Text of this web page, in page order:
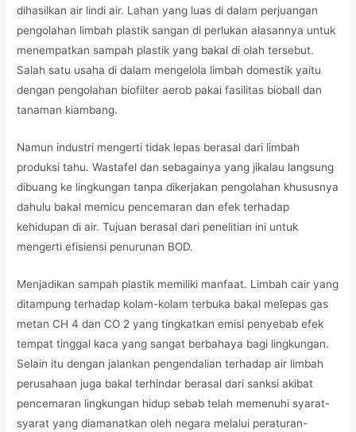
dihasilkan air lindi air. Lahan yang luas di dalam perjuangan
pengolahan limbah plastik sangan di perlukan alasannya untuk
menempatkan sampah plastik yang bakal di olah tersebut.
Salah satu usaha di dalam mengelola limbah domestik yaitu
dengan pengolahan biofilter aerob pakai fasilitas bioball dan
tanaman kiambang.
Namun industri mengerti tidak lepas berasal dari limbah
produksi tahu. Wastafel dan sebagainya yang jikalau langsung
dibuang ke lingkungan tanpa dikerjakan pengolahan khususnya
dahulu bakal memicu pencemaran dan efek terhadap
kehidupan di air. Tujuan berasal dari penelitian ini untuk
mengerti efisiensi penurunan BOD.
Menjadikan sampah plastik memiliki manfaat. Limbah cair yang
ditampung terhadap kolam-kolam terbuka bakal melepas gas
metan CH 4 dan CO 2 yang tingkatkan emisi penyebab efek
tempat tinggal kaca yang sangat berbahaya bagi lingkungan.
Selain itu dengan jalankan pengendalian terhadap air limbah
perusahaan juga bakal terhindar berasal dari sanksi akibat
pencemaran lingkungan hidup sebab telah memenuhi syarat-
syarat yang diamanatkan oleh negara melalui peraturan-